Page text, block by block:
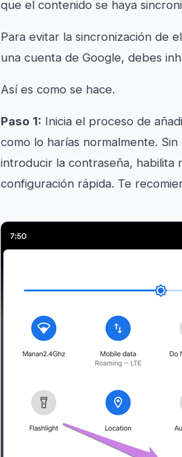
que el contenido se haya
Para evitar la sincronización de
una cuenta de Google, debes
Así es como se hace.
Paso 1: Inicia el proceso de
como lo harías normalmente.
introducir la contraseña, habilita
configuración rápida. Te